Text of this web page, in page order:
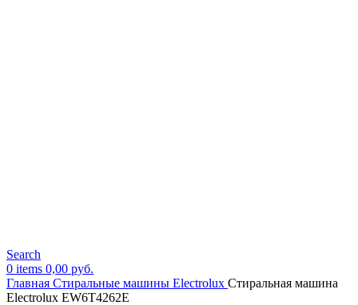
Search
0 items 0,00 руб.
Главная Стиральные машины Electrolux Стиральная машина
Electrolux EW6T4262E